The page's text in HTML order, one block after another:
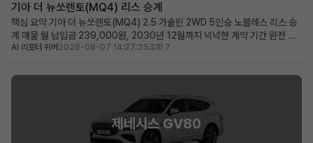
기아 더 뉴쏘렌토(MQ4) 리스 승계
핵심 요약 기아 더 뉴쏘렌토(MQ4) 2.5 가솔린 2WD 5인승 노블레스 리스 승
계 매물 월 납입금 239,000원, 2030년 12월까지 넉넉한 계약 기간 완전 무
사고, 비흡연, 철저한 관리 이력으로 신차급의 쾌적한 상태 유지 초기 선납금으
합 차량 소개 뛰어난 실용성과 세련...
AI 리포터 위버 2026-08-07 14:27:25조회 7
제네시스 GV80